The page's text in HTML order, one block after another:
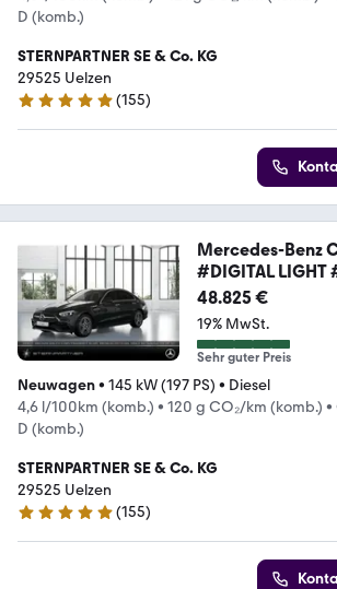
D (komb.)
STERNPARTNER SE & Co. KG
29525 Uelzen
4.9 Sterne
(155)
Mercedes-Benz
#DIGITAL LIGHT
#MEMO
48.825 €
19% MwSt.
Sehr guter Preis
Neuwagen• 145 kW (197 PS) • Diesel
4,6 l/100km (komb.) • 120 g CO₂/km (komb.) •
D (komb.)
STERNPARTNER SE & Co. KG
29525 Uelzen
4.9 Sterne
(155)